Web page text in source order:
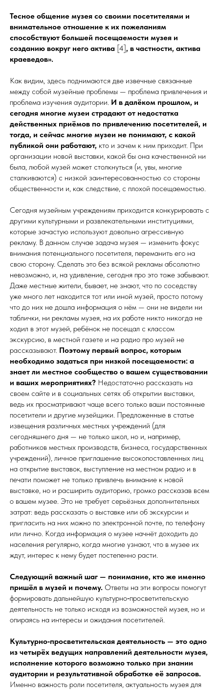
Тесное общение музея со своими посетителями и
внимательное отношение к их пожеланиям
способствуют большей посещаемости музея и
созданию вокруг него актива [4] , в частности, актива
краеведов».
Как видим, здесь поднимаются две извечные связанные
между собой музейные проблемы — проблема привлечения и
проблема изучения аудитории. И в далёком прошлом, и
сегодня многие музеи страдают от недостатка
действенных приёмов по привлечению посетителей, и
тогда, и сейчас многие музеи не понимают, с какой
публикой они работают, кто и зачем к ним приходит. При
организации новой выставки, какой бы она качественной ни
была, любой музей может столкнуться (и, увы, многие
сталкиваются) с низкой заинтересованностью со стороны
общественности и, как следствие, с плохой посещаемостью.
Сегодня музейным учреждениям приходится конкурировать с
другими культурными и развлекательными институциями,
которые зачастую используют довольно агрессивную
рекламу. В данном случае задача музея — изменить фокус
внимания потенциального посетителя, переманить его на
свою сторону. Сделать это без всякой рекламы абсолютно
невозможно, и, на удивление, сегодня про это тоже забывают.
Даже местные жители, бывает, не знают, что по соседству
уже много лет находится тот или иной музей, просто потому
что до них не дошла информация о нём — они не видели ни
таблички, ни рекламы музея, на их работе никто никогда не
ходил в этот музей, ребёнок не посещал с классом
экскурсию, в местной газете и на радио про музей не
рассказывают. Поэтому первый вопрос, которым
необходимо задаться при низкой посещаемости: а
знает ли местное сообщество о вашем существовании
и ваших мероприятиях? Недостаточно рассказать на
своем сайте и в социальных сетях об открытии выставки,
ведь их просматривают чаще всего только ваши постоянные
посетители и другие музейщики. Предложенные в статье
извещения различных местных учреждений (для
сегодняшнего дня — не только школ, но и, например,
работников местных производств, бизнеса, государственных
учреждений), личное приглашение высокопоставленных лиц
на открытие выставок, выступление на местном радио и в
печати поможет не только привлечь внимание к новой
выставке, но и расширить аудиторию, громко рассказав всем
о вашем музее. Это не требует серьёзных дополнительных
затрат: ведь рассказать о выставке или об экскурсии и
пригласить на них можно по электронной почте, по телефону
или лично. Когда информация о музее начнёт доходить до
населения регулярно, когда многие узнают, что в музее их
ждут, интерес к нему будет постепенно расти.
Следующий важный шаг — понимание, кто же именно
пришёл в музей и почему. Ответы на эти вопросы помогут
формировать дальнейшую культурно‑просветительскую
деятельность не только исходя из возможностей музея, но и
опираясь на интересы и ожидания посетителей.
Культурно‑просветительская деятельность — это одно
из четырёх ведущих направлений деятельности музея,
исполнение которого возможно только при знании
аудитории и результативной обработке её запросов.
Именно важность роли посетителя, актуальность музея для